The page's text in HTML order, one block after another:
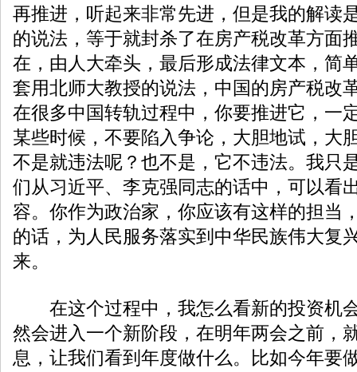
再推进，听起来非常先进，但是我的解读
的说法，等于就封杀了在房产税改革方面
在，由人大牵头，最后形成法律文本，简
套用北师大教授的说法，中国的房产税改
在很多中国转轨过程中，你要推进它，一
某些时候，不要陷入争论，大胆地试，大
不是就违法呢？也不是，它不违法。我只
们从习近平、李克强同志的话中，可以看
容。你作为政治家，你应该有这样的担当
的话，为人民服务落实到中华民族伟大复
来。
在这个过程中，我怎么看新的投资机
然会进入一个新阶段，在明年两会之前，
息，让我们看到年度做什么。比如今年要